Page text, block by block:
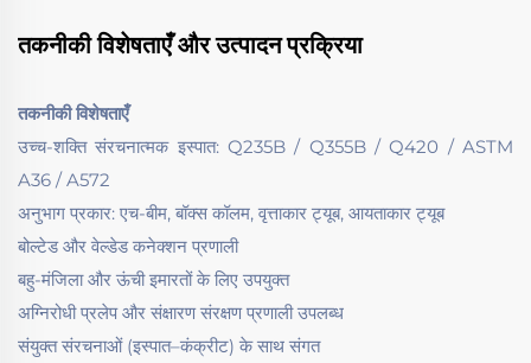
तकनीकी विशेषताएँ और उत्पादन प्रक्रिया
तकनीकी विशेषताएँ
उच्च-शक्ति संरचनात्मक इस्पात: Q235B / Q355B / Q420 / ASTM
A36 / A572
अनुभाग प्रकार: एच-बीम, बॉक्स कॉलम, वृत्ताकार ट्यूब, आयताकार ट्यूब
बोल्टेड और वेल्डेड कनेक्शन प्रणाली
बहु-मंजिला और ऊंची इमारतों के लिए उपयुक्त
अग्निरोधी प्रलेप और संक्षारण संरक्षण प्रणाली उपलब्ध
संयुक्त संरचनाओं (इस्पात–कंक्रीट) के साथ संगत